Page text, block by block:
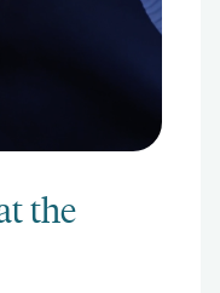
the